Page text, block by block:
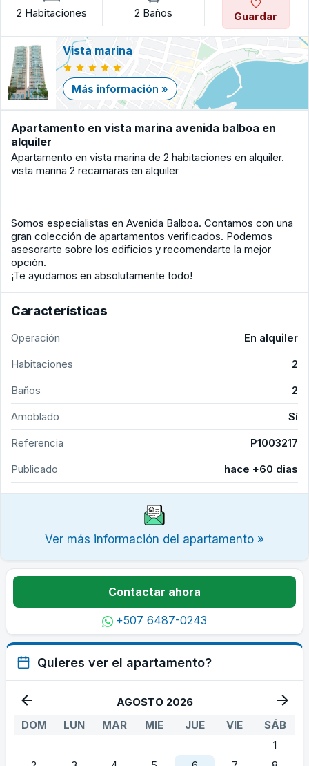
2 Habitaciones 2 Baños Guardar
Vista marina
Más información »
Apartamento en vista marina avenida balboa en
alquiler
Apartamento en vista marina de 2 habitaciones en alquiler.
vista marina 2 recamaras en alquiler
Somos especialistas en Avenida Balboa. Contamos con una
gran colección de apartamentos verificados. Podemos
asesorarte sobre los edificios y recomendarte la mejor
opción.
¡Te ayudamos en absolutamente todo!
Características
Operación
En alquiler
Habitaciones
2
Baños
2
Amoblado
Sí
Referencia
P1003217
Publicado
hace +60 dias
Ver más información del apartamento »
Contactar ahora
+507 6487-0243
Quieres ver el apartamento?
AGOSTO 2026
DOM
LUN MAR MIE JUE VIE
SÁB
1